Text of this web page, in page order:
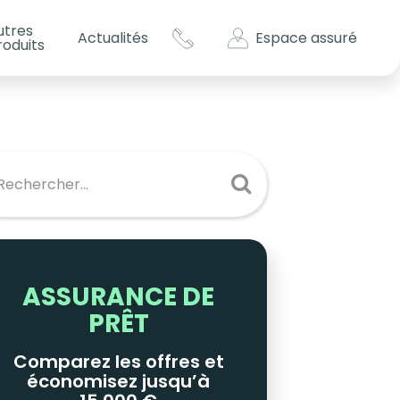
?
Actualités Espace assuré
ASSURANCE DE
PRÊT
Comparez les offres et
économisez jusqu’à